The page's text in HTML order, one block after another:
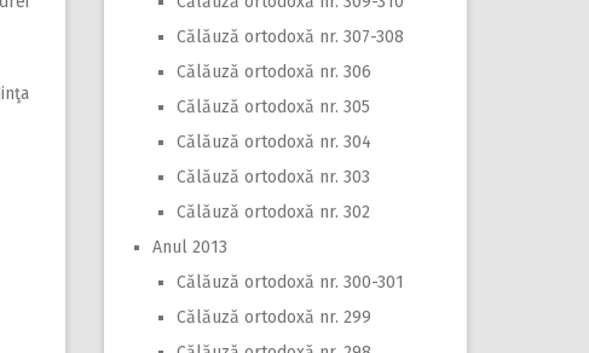
Călăuză ortodoxă nr. 307-308
Călăuză ortodoxă nr. 306
Călăuză ortodoxă nr. 305
Călăuză ortodoxă nr. 304
Călăuză ortodoxă nr. 303
Călăuză ortodoxă nr. 302
Anul 2013
Călăuză ortodoxă nr. 300-301
Călăuză ortodoxă nr. 299